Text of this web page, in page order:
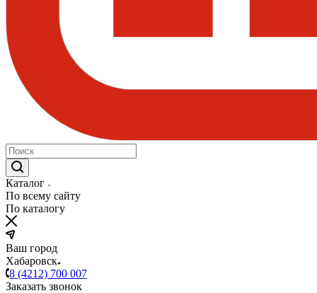
Каталог
По всему сайту
По каталогу
Ваш город
Хабаровск
8 (4212) 700 007
Заказать звонок